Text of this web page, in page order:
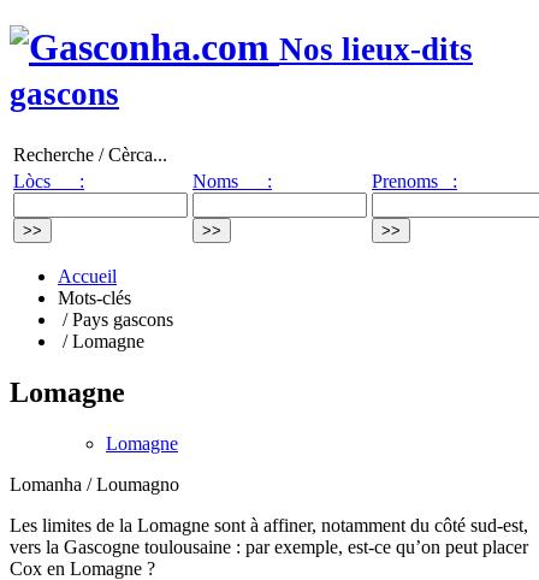
Nos lieux-dits
gascons
Recherche / Cèrca...
Lòcs :
Noms : Prenoms :
Accueil
Mots-clés
/ Pays gascons
/ Lomagne
Lomagne
Lomagne
Lomanha / Loumagno
Les limites de la Lomagne sont à affiner, notamment du côté sud-est,
vers la Gascogne toulousaine : par exemple, est-ce qu’on peut placer
Cox en Lomagne ?